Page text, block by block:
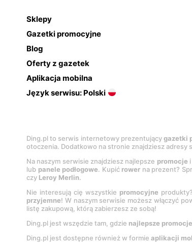
Sklepy
Gazetki promocyjne
Blog
Oferty z gazetek
Aplikacja mobilna
Język serwisu: Polski
Ding.pl to serwis internetowy prezentującygazetki
otoczenia. Dodatkowo na stronie znajdziesz
Na naszym serwisie znajdziesz najlepsze promocje
lub panele podłogowe. Kupić rower na prezent?
czy Leroy Merlin.
Nie interesują cię wszystkie promocyjne
przyjemne! W naszym serwisie możesz włączyć
listę zakupową, którą zabierzesz ze sobą!
Ding.pl jest wszędzie tam, gdzie najlepsze promocje
Ding.pl jest dostępne również w formie aplikacji